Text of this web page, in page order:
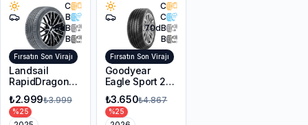
C
B
70dB
B
Fırsatın Son Virajı
Landsail
RapidDragon
215/55R17 98W
XL
₺2.999₺3.999
%25
C
C
70dB
B
Fırsatın Son Virajı
Goodyear
Eagle Sport 2
94Y XL FP
₺3.650₺4.867
%25